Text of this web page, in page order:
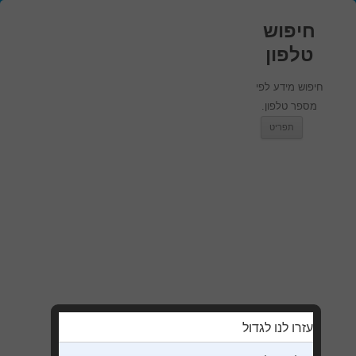
חיפוש
טלפון
חיפוש מידע לפי
מספר טלפון.
תפריט
עזרו לנו לגדול